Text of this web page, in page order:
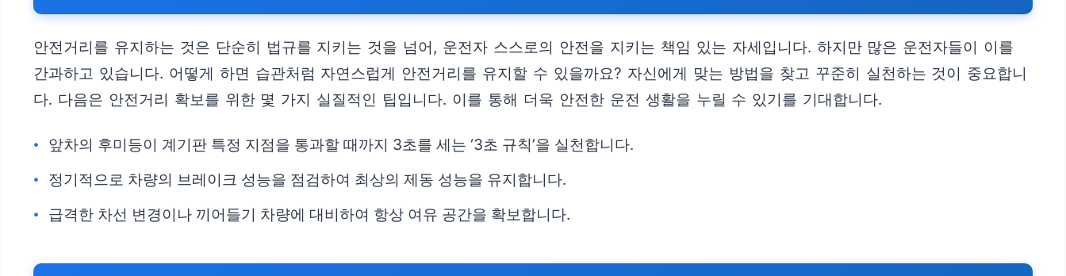
안전거리를 유지하는 것은 단순히 법규를 지키는 것을 넘어, 운전자 스스로의 안전을 지키는 책임 있는 자세입니다. 하지만 많은 운전자들이 이를
간과하고 있습니다. 어떻게 하면 습관처럼 자연스럽게 안전거리를 유지할 수 있을까요? 자신에게 맞는 방법을 찾고 꾸준히 실천하는 것이 중요합니
다. 다음은 안전거리 확보를 위한 몇 가지 실질적인 팁입니다. 이를 통해 더욱 안전한 운전 생활을 누릴 수 있기를 기대합니다.
앞차의 후미등이 계기판 특정 지점을 통과할 때까지 3초를 세는 ‘3초 규칙’을 실천합니다.
정기적으로 차량의 브레이크 성능을 점검하여 최상의 제동 성능을 유지합니다.
급격한 차선 변경이나 끼어들기 차량에 대비하여 항상 여유 공간을 확보합니다.